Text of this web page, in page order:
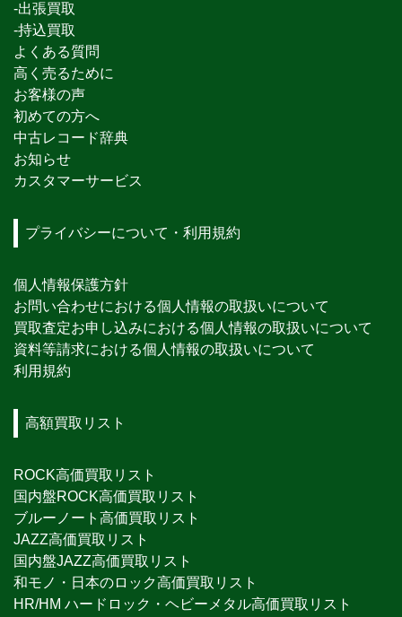
-出張買取
-持込買取
よくある質問
高く売るために
お客様の声
初めての方へ
中古レコード辞典
お知らせ
カスタマーサービス
プライバシーについて・利用規約
個人情報保護方針
お問い合わせにおける個人情報の取扱いについて
買取査定お申し込みにおける個人情報の取扱いについて
資料等請求における個人情報の取扱いについて
利用規約
高額買取リスト
ROCK高価買取リスト
国内盤ROCK高価買取リスト
ブルーノート高価買取リスト
JAZZ高価買取リスト
国内盤JAZZ高価買取リスト
和モノ・日本のロック高価買取リスト
HR/HM ハードロック・ヘビーメタル高価買取リスト